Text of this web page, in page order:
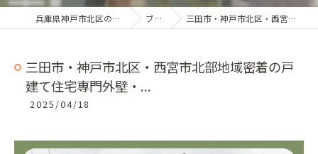
兵庫県神戸市北区の外壁塗装は株式会社広瀬塗装店 ブログ一覧 三田市・神戸市北区・西宮市北部地域密着の戸建て住宅専門外壁・...
三田市・神戸市北区・西宮市北部地域密着の戸
建て住宅専門外壁・...
2025/04/18